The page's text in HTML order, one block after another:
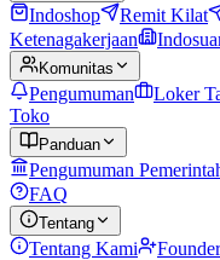
Indoshop Remit Kilat
Ketenagakerjaan
Komunitas
Pengumuman Loker
Toko
Panduan
Pengumuman
FAQ
Tentang
Tentang Kami Founder